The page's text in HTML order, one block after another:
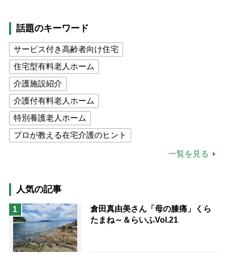
話題のキーワード
サービス付き高齢者向け住宅
住宅型有料老人ホーム
介護施設紹介
介護付有料老人ホーム
特別養護老人ホーム
プロが教える在宅介護のヒント
猫が母になつきません
息子の遠距離介護サバイバル術
兄がボケました
便利なサービス
予防法
一覧を見る
人気の記事
1
倉田真由美さん「母の膝痛」くら
たまね～＆らいふVol.21